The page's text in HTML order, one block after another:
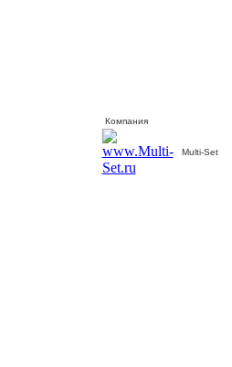
Компания
Multi-Set